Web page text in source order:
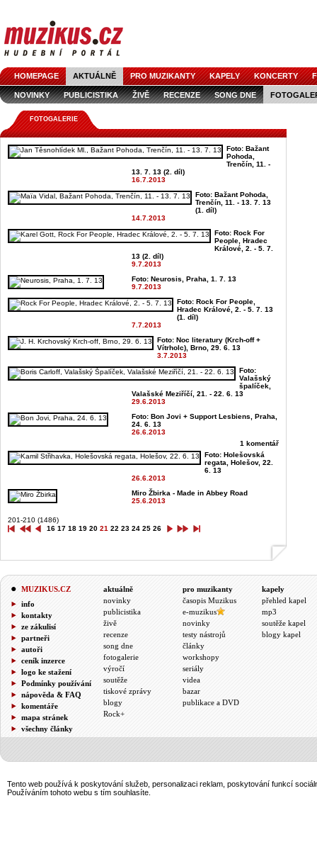
HOMEPAGE AKTUÁLNĚ PRO MUZIKANTY KAPELY KONCERTY
NOVINKY PUBLICISTIKA ŽIVĚ RECENZE SONG DNE
FOTOGALERIE
Foto: Bažant
Pohoda,
Trenčín, 11. -
13. 7. 13 (2. díl)
16.7.2013
Foto: Bažant Pohoda,
Trenčín, 11. - 13. 7. 13
(1. díl)
14.7.2013
Foto: Rock For
People, Hradec
Králové, 2. - 5. 7.
13 (2. díl)
9.7.2013
Foto: Neurosis, Praha, 1. 7. 13
9.7.2013
Foto: Rock For People,
Hradec Králové, 2. - 5. 7. 13
(1. díl)
7.7.2013
Foto: Noc literatury (Krch-off +
Vítrholc), Brno, 29. 6. 13
3.7.2013
Foto:
Valašský
špalíček,
Valašské Meziříčí, 21. - 22. 6. 13
29.6.2013
Foto: Bon Jovi + Support Lesbiens, Praha,
24. 6. 13
26.6.2013
1 komentář
Foto: Holešovská
regata, Holešov, 22.
6. 13
26.6.2013
Miro Žbirka - Made in Abbey Road
25.6.2013
201-210 (1486)
16 17 18 19 20 21 22 23 24 25 26
MUZIKUS.CZ
info
kontakty
ze zákulisí
partneři
autoři
ceník inzerce
logo ke stažení
Podmínky používání
nápověda & FAQ
komentáře
mapa stránek
všechny články
aktuálně
novinky
publicistika
živě
recenze
song dne
fotogalerie
výročí
soutěže
tiskové zprávy
blogy
Rock+
pro muzikanty
časopis Muzikus
e-muzikus
novinky
testy nástrojů
články
workshopy
seriály
videa
bazar
publikace a DVD
kapely
přehled kapel
mp3
soutěže kapel
blogy kapel
Tento web používá k poskytování služeb, personalizaci reklam, poskytování funkcí
Používáním tohoto webu s tím souhlasíte.